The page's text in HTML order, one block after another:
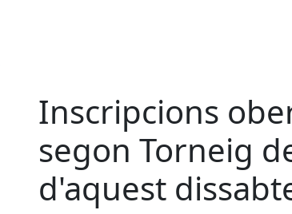
Inscripcions
segon Torneig
d'aquest